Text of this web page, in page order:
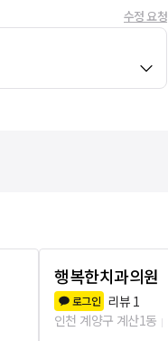
수정 요청
행복한치과의원
로그인 리뷰 1
인천 계양구 계산1동